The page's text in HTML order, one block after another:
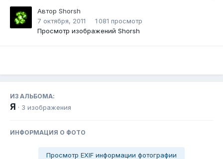
Автор Shorsh
7 октября, 2011
1 081 просмотр
Просмотр изображений Shorsh
ИЗ АЛЬБОМА:
Я · 3 изображения
ИНФОРМАЦИЯ О ФОТО
Просмотр EXIF информации фотографии